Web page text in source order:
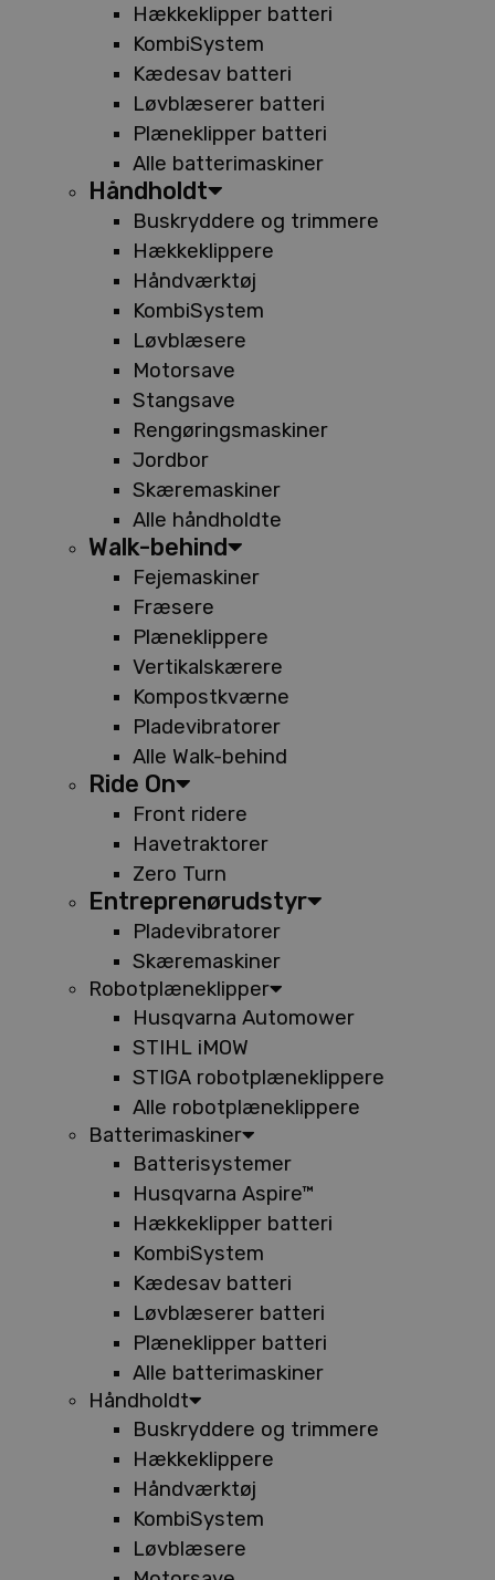
Hækkeklipper batteri
KombiSystem
Kædesav batteri
Løvblæserer batteri
Plæneklipper batteri
Alle batterimaskiner
Håndholdt
Buskryddere og trimmere
Hækkeklippere
Håndværktøj
KombiSystem
Løvblæsere
Motorsave
Stangsave
Rengøringsmaskiner
Jordbor
Skæremaskiner
Alle håndholdte
Walk-behind
Fejemaskiner
Fræsere
Plæneklippere
Vertikalskærere
Kompostkværne
Pladevibratorer
Alle Walk-behind
Ride On
Front ridere
Havetraktorer
Zero Turn
Entreprenørudstyr
Pladevibratorer
Skæremaskiner
Robotplæneklipper
Husqvarna Automower
STIHL iMOW
STIGA robotplæneklippere
Alle robotplæneklippere
Batterimaskiner
Batterisystemer
Husqvarna Aspire™
Hækkeklipper batteri
KombiSystem
Kædesav batteri
Løvblæserer batteri
Plæneklipper batteri
Alle batterimaskiner
Håndholdt
Buskryddere og trimmere
Hækkeklippere
Håndværktøj
KombiSystem
Løvblæsere